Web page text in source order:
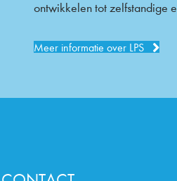
ontwikkelen tot zelfstandige
Meer informatie over LPS